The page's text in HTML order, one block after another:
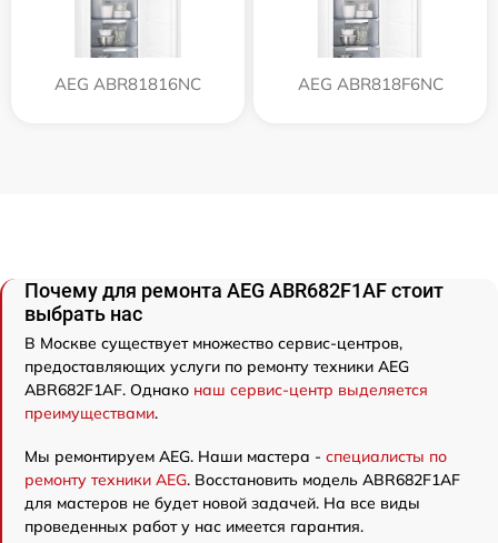
AEG ABR81816NC AEG ABR818F6NC
Почему для ремонта AEG ABR682F1AF стоит
выбрать нас
В Москве существует множество сервис-центров,
предоставляющих услуги по ремонту техники AEG
ABR682F1AF. Однако наш сервис-центр выделяется
преимуществами.
Мы ремонтируем AEG. Наши мастера - специалисты по
ремонту техники AEG. Восстановить модель ABR682F1AF
для мастеров не будет новой задачей. На все виды
проведенных работ у нас имеется гарантия.